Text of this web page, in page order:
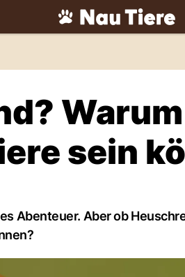
tiere.NAU.ch
sein
Abenteuer. Aber ob